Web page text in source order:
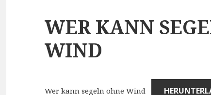
WER KANN
WIND
Wer kann segeln ohne Wind